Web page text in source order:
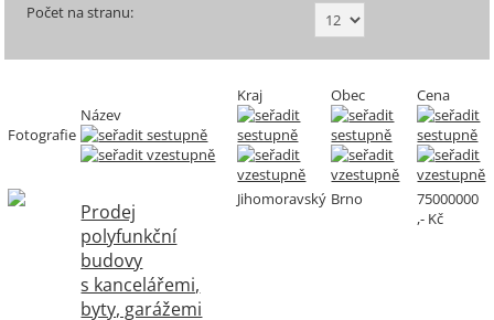
Počet na stranu:
Fotografie
Název
Kraj Obec Cena
Prodej
polyfunkční
budovy
s kancelářemi,
byty, garážemi
Jihomoravský Brno
75000000
,- Kč